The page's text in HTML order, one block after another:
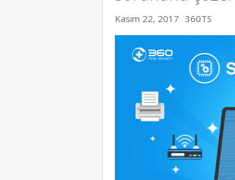
Kasım 22, 2017 360TS